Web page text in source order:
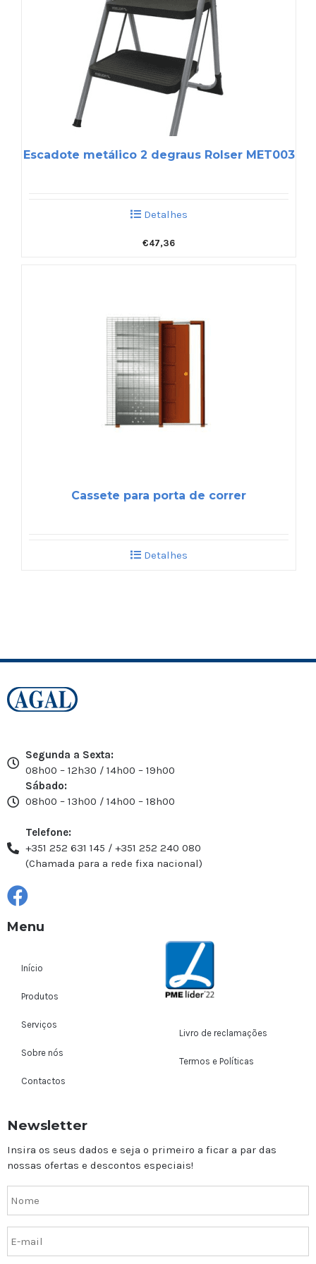
Escadote metálico 2 degraus Rolser MET003
Detalhes
€47,36
Cassete para porta de correr
Detalhes
Segunda a Sexta:
08h00 – 12h30 / 14h00 – 19h00
Sábado:
08h00 – 13h00 / 14h00 – 18h00
Telefone:
+351 252 631 145 / +351 252 240 080
(Chamada para a rede fixa nacional)
Menu
Início
Produtos
Serviços
Sobre nós
Contactos
Livro de reclamações
Termos e Políticas
Newsletter
Insira os seus dados e seja o primeiro a ficar a par das
nossas ofertas e descontos especiais!